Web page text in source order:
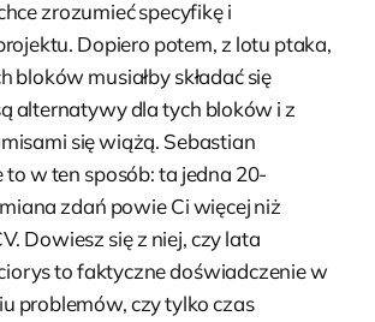
zrozumieć specyfikę i
Dopiero potem, z lotu ptaka,
bloków musiałby składać się
alternatywy dla tych bloków i z
się wiążą. Sebastian
w ten sposób: ta jedna 20-
zdań powie Ci więcej niż
Dowiesz się z niej, czy lata
to faktyczne doświadczenie w
problemów, czy tylko czas